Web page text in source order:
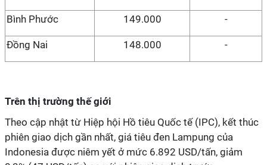
Bình Phước 149.000 -
Đồng Nai 148.000 -
Trên thị trường thế giới
Theo cập nhật từ Hiệp hội Hồ tiêu Quốc tế (IPC), kết thúc
phiên giao dịch gần nhất, giá tiêu đen Lampung của
Indonesia được niêm yết ở mức 6.892 USD/tấn, giảm